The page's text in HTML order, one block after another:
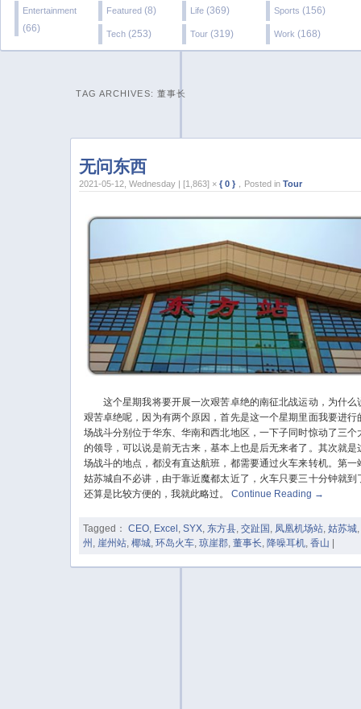
Entertainment
(66)
Featured (8) Life (369) Sports (156)
Tech (253) Tour (319) Work (168)
TAG ARCHIVES: 董事长
无问东西
2021-05-12, Wednesday | [1,863] ×{ 0 } ，Posted inTour
这个星期我将要开展一次艰苦卓绝的南征北战运动，为什么
艰苦卓绝呢，因为有两个原因，首先是这一个星期里面我要进行
场战斗分别位于华东、华南和西北地区，一下子同时惊动了三个
的领导，可以说是前无古来，基本上也是后无来者了。其次就是
场战斗的地点，都没有直达航班，都需要通过火车来转机。第一
姑苏城自不必讲，由于靠近魔都太近了，火车只要三十分钟就到
还算是比较方便的，我就此略过。
Continue Reading →
Tagged： CEO, Excel ,SYX, 东方县,交趾国 , 凤凰机场站,姑苏城
州 , 崖州站,椰城,环岛火车,琼崖郡,董事长, 降噪耳机,香山